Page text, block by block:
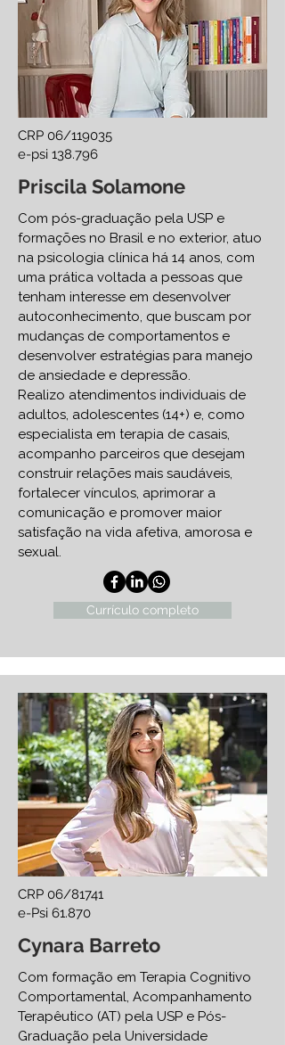
CRP 06/119035
e-psi 138.796
Priscila Solamone
Com pós-graduação pela USP e
formações no Brasil e no exterior, atuo
na psicologia clínica há 14 anos, com
uma prática voltada a pessoas que
tenham interesse em desenvolver
autoconhecimento, que buscam por
mudanças de comportamentos e
desenvolver estratégias para manejo
de ansiedade e depressão.
Realizo atendimentos individuais de
adultos, adolescentes (14+) e, como
especialista em terapia de casais,
acompanho parceiros que desejam
construir relações mais saudáveis,
fortalecer vínculos, aprimorar a
comunicação e promover maior
satisfação na vida afetiva, amorosa e
sexual.
Currículo completo
CRP 06/81741
e-Psi 61.870
Cynara Barreto
Com formação em Terapia Cognitivo
Comportamental, Acompanhamento
Terapêutico (AT) pela USP e Pós-
Graduação pela Universidade